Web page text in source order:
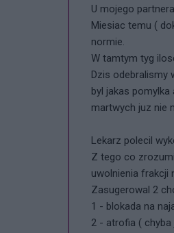
U mojego
Miesiac temu (
normie.
W tamtym tyg
Dzis odebralismy
byl jakas
martwych juz nie
Lekarz polecil
Z tego co
uwolnienia frakcji
Zasugerowal 2
1 - blokada na
2 - atrofia ( chyba